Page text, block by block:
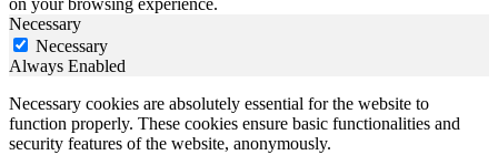
on your browsing experience.
Necessary
Necessary
Always Enabled
Necessary cookies are absolutely essential for the website to
function properly. These cookies ensure basic functionalities and
security features of the website, anonymously.